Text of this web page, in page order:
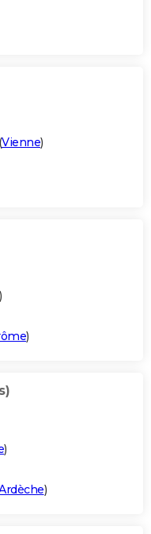
Vienne)
)
)
)
)